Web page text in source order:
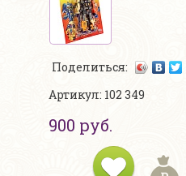
Поделиться:
Артикул: 102 349
900 руб.